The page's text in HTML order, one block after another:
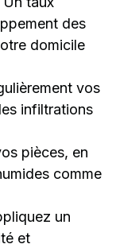
des
domicile
vos
infiltrations
pièces, en
comme
un
et